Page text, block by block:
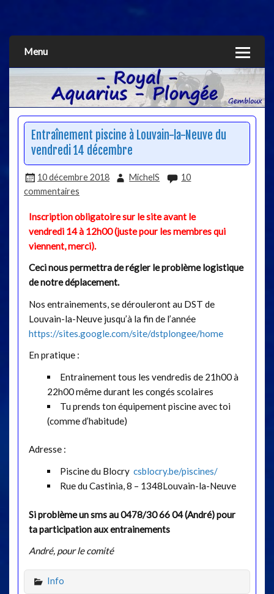
Menu
Entraînement piscine à Louvain-la-Neuve du
vendredi 14 décembre
10 décembre 2018 MichelS
10
commentaires
Inscription obligatoire sur le site avant le
vendredi 14 à 12h00 (juste pour les membres qui
viennent, merci).
Ceci nous permettra de régler le problème logistique
de notre déplacement.
Nos entrainements, se dérouleront au DST de
Louvain-la-Neuve jusqu’à la fin de l’année
https://sites.google.com/site/dstplongee/home
En pratique :
Entrainement tous les vendredis de 21h00 à
22h00 même durant les congés scolaires
Tu prends ton équipement piscine avec toi
(comme d’habitude)
Adresse :
Piscine du Blocrycsblocry.be/piscines/
Rue du Castinia, 8 – 1348Louvain-la-Neuve
Si problème un sms au 0478/30 66 04 (André) pour
ta participation aux entrainements
André, pour le comité
Info